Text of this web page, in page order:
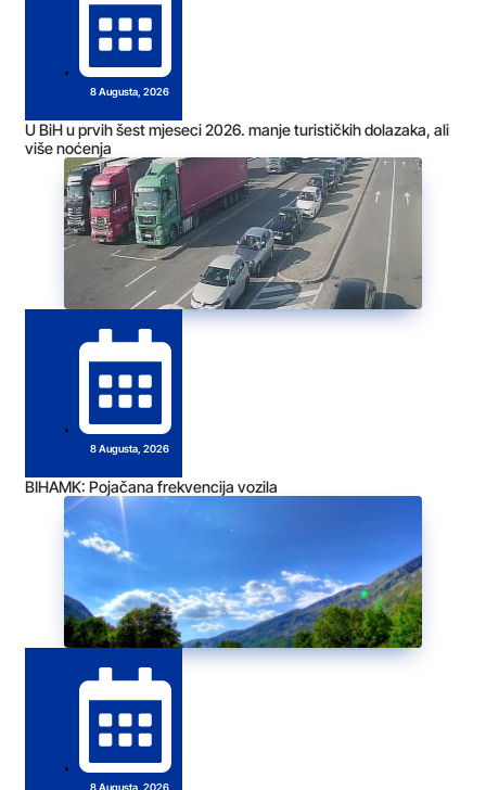
8 Augusta, 2026
U BiH u prvih šest mjeseci 2026. manje turističkih dolazaka, ali
više noćenja
8 Augusta, 2026
BIHAMK: Pojačana frekvencija vozila
8 Augusta, 2026